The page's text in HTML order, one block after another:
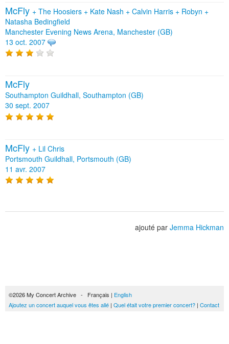
McFly + The Hoosiers + Kate Nash + Calvin Harris + Robyn +
Natasha Bedingfield
Manchester Evening News Arena, Manchester (GB)
13 oct. 2007
McFly
Southampton Guildhall, Southampton (GB)
30 sept. 2007
McFly + Lil Chris
Portsmouth Guildhall, Portsmouth (GB)
11 avr. 2007
ajouté par Jemma Hickman
©2026 My Concert Archive - Français | English
Ajoutez un concert auquel vous êtes allé | Quel était votre premier concert? | Contact